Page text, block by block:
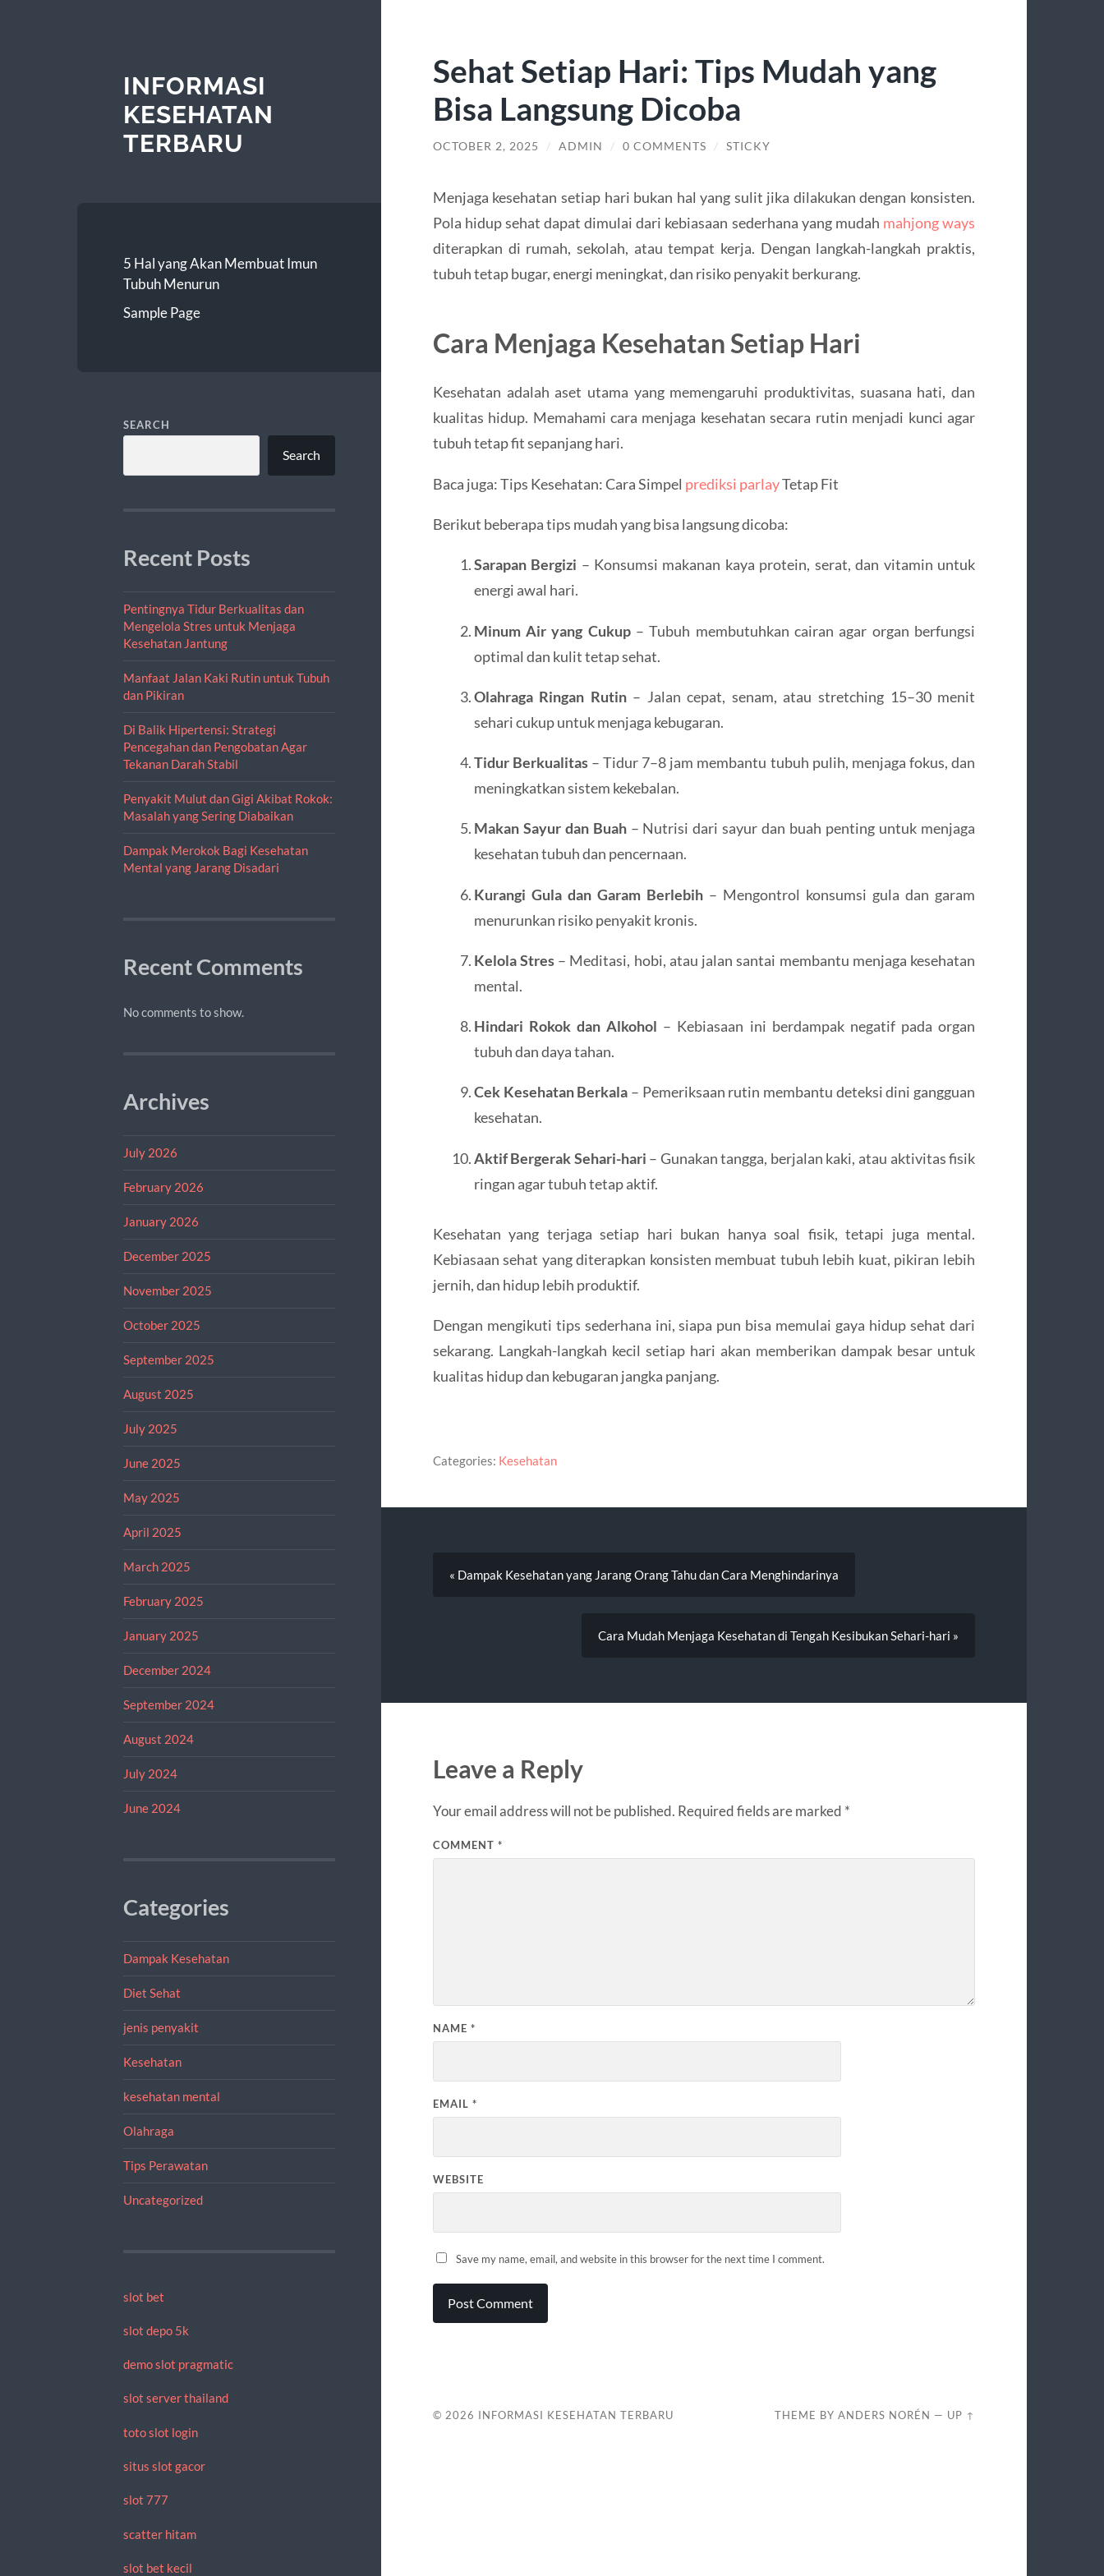
INFORMASI
KESEHATAN
TERBARU
5 Hal yang Akan Membuat Imun
Tubuh Menurun
Sample Page
SEARCH
Search
Recent Posts
Pentingnya Tidur Berkualitas dan
Mengelola Stres untuk Menjaga
Kesehatan Jantung
Manfaat Jalan Kaki Rutin untuk Tubuh
dan Pikiran
Di Balik Hipertensi: Strategi
Pencegahan dan Pengobatan Agar
Tekanan Darah Stabil
Penyakit Mulut dan Gigi Akibat Rokok:
Masalah yang Sering Diabaikan
Dampak Merokok Bagi Kesehatan
Mental yang Jarang Disadari
Recent Comments
No comments to show.
Archives
July 2026
February 2026
January 2026
December 2025
November 2025
October 2025
September 2025
August 2025
July 2025
June 2025
May 2025
April 2025
March 2025
February 2025
January 2025
December 2024
September 2024
August 2024
July 2024
June 2024
Categories
Dampak Kesehatan
Diet Sehat
jenis penyakit
Kesehatan
kesehatan mental
Olahraga
Tips Perawatan
Uncategorized
slot bet
slot depo 5k
demo slot pragmatic
slot server thailand
toto slot login
situs slot gacor
slot 777
scatter hitam
slot bet kecil
Sehat Setiap Hari: Tips Mudah yang
Bisa Langsung Dicoba
OCTOBER 2, 2025 / ADMIN / 0 COMMENTS / STICKY
Menjaga kesehatan setiap hari bukan hal yang sulit jika dilakukan dengan konsisten.
Pola hidup sehat dapat dimulai dari kebiasaan sederhana yang mudah mahjong ways
diterapkan di rumah, sekolah, atau tempat kerja. Dengan langkah-langkah praktis,
tubuh tetap bugar, energi meningkat, dan risiko penyakit berkurang.
Cara Menjaga Kesehatan Setiap Hari
Kesehatan adalah aset utama yang memengaruhi produktivitas, suasana hati, dan
kualitas hidup. Memahami cara menjaga kesehatan secara rutin menjadi kunci agar
tubuh tetap fit sepanjang hari.
Baca juga: Tips Kesehatan: Cara Simpel prediksi parlayTetap Fit
Berikut beberapa tips mudah yang bisa langsung dicoba:
Sarapan Bergizi – Konsumsi makanan kaya protein, serat, dan vitamin untuk
energi awal hari.
Minum Air yang Cukup– Tubuh membutuhkan cairan agar organ berfungsi
optimal dan kulit tetap sehat.
Olahraga Ringan Rutin– Jalan cepat, senam, atau stretching 15–30 menit
sehari cukup untuk menjaga kebugaran.
Tidur Berkualitas– Tidur 7–8 jam membantu tubuh pulih, menjaga fokus, dan
meningkatkan sistem kekebalan.
Makan Sayur dan Buah– Nutrisi dari sayur dan buah penting untuk menjaga
kesehatan tubuh dan pencernaan.
Kurangi Gula dan Garam Berlebih– Mengontrol konsumsi gula dan garam
menurunkan risiko penyakit kronis.
Kelola Stres – Meditasi, hobi, atau jalan santai membantu menjaga kesehatan
mental.
Hindari Rokok dan Alkohol – Kebiasaan ini berdampak negatif pada organ
tubuh dan daya tahan.
Cek Kesehatan Berkala – Pemeriksaan rutin membantu deteksi dini gangguan
kesehatan.
Aktif Bergerak Sehari-hari – Gunakan tangga, berjalan kaki, atau aktivitas fisik
ringan agar tubuh tetap aktif.
Kesehatan yang terjaga setiap hari bukan hanya soal fisik, tetapi juga mental.
Kebiasaan sehat yang diterapkan konsisten membuat tubuh lebih kuat, pikiran lebih
jernih, dan hidup lebih produktif.
Dengan mengikuti tips sederhana ini, siapa pun bisa memulai gaya hidup sehat dari
sekarang. Langkah-langkah kecil setiap hari akan memberikan dampak besar untuk
kualitas hidup dan kebugaran jangka panjang.
Categories: Kesehatan
« Dampak Kesehatan yang Jarang Orang Tahu dan Cara Menghindarinya
Cara Mudah Menjaga Kesehatan di Tengah Kesibukan Sehari-hari »
Leave a Reply
Your email address will not be published. Required fields are marked *
COMMENT *
NAME *
EMAIL *
WEBSITE
Save my name, email, and website in this browser for the next time I comment.
© 2026 INFORMASI KESEHATAN TERBARU THEME BYANDERS NORÉN — UP ↑